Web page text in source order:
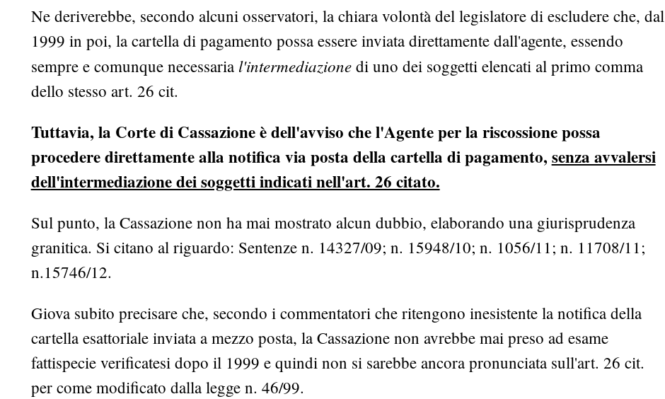
Ne deriverebbe, secondo alcuni osservatori, la chiara volontà del legislatore di escludere che, dal
1999 in poi, la cartella di pagamento possa essere inviata direttamente dall'agente, essendo
sempre e comunque necessaria l'intermediazionedi uno dei soggetti elencati al primo comma
dello stesso art. 26 cit.
Tuttavia, la Corte di Cassazione è dell'avviso che l'Agente per la riscossione possa
procedere direttamente alla notifica via posta della cartella di pagamento, senza avvalersi
dell'intermediazione dei soggetti indicati nell'art. 26 citato.
Sul punto, la Cassazione non ha mai mostrato alcun dubbio, elaborando una giurisprudenza
granitica. Si citano al riguardo: Sentenze n. 14327/09; n. 15948/10; n. 1056/11; n. 11708/11;
n.15746/12.
Giova subito precisare che, secondo i commentatori che ritengono inesistente la notifica della
cartella esattoriale inviata a mezzo posta, la Cassazione non avrebbe mai preso ad esame
fattispecie verificatesi dopo il 1999 e quindi non si sarebbe ancora pronunciata sull'art. 26 cit.
per come modificato dalla legge n. 46/99.